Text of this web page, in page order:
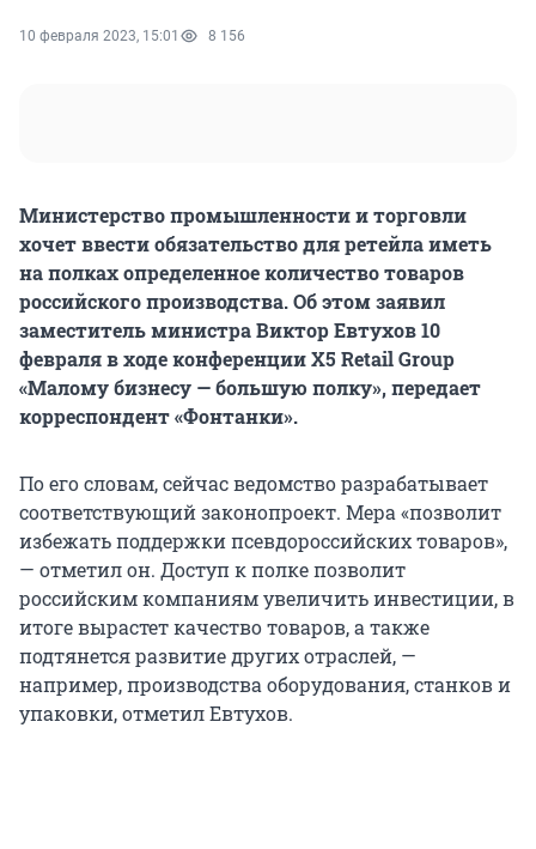
10 февраля 2023, 15:01 8 156
Министерство промышленности и торговли
хочет ввести обязательство для ретейла иметь
на полках определенное количество товаров
российского производства. Об этом заявил
заместитель министра Виктор Евтухов 10
февраля в ходе конференции Х5 Retail Group
«Малому бизнесу — большую полку», передает
корреспондент «Фонтанки».
По его словам, сейчас ведомство разрабатывает
соответствующий законопроект. Мера «позволит
избежать поддержки псевдороссийских товаров»,
— отметил он. Доступ к полке позволит
российским компаниям увеличить инвестиции, в
итоге вырастет качество товаров, а также
подтянется развитие других отраслей, —
например, производства оборудования, станков и
упаковки, отметил Евтухов.